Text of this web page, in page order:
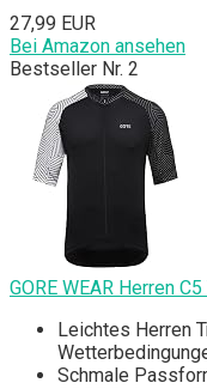
27,99 EUR
Bei Amazon ansehen
Bestseller Nr. 2
GORE WEAR Herren
Leichtes Herren
Schmale